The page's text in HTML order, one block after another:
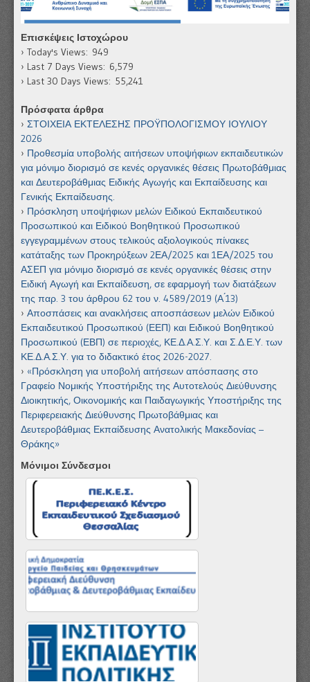
Επισκέψεις Ιστοχώρου
Today's Views: 949
Last 7 Days Views: 6,579
Last 30 Days Views: 55,241
Πρόσφατα άρθρα
ΣΤΟΙΧΕΙΑ ΕΚΤΕΛΕΣΗΣ ΠΡΟΫΠΟΛΟΓΙΣΜΟΥ ΙΟΥΛΙΟΥ
2026
Προθεσμία υποβολής αιτήσεων υποψήφιων εκπαιδευτικών
για μόνιμο διορισμό σε κενές οργανικές θέσεις Πρωτοβάθμιας
και Δευτεροβάθμιας Ειδικής Αγωγής και Εκπαίδευσης και
Γενικής Εκπαίδευσης.
Πρόσκληση υποψήφιων μελών Ειδικού Εκπαιδευτικού
Προσωπικού και Ειδικού Βοηθητικού Προσωπικού
εγγεγραμμένων στους τελικούς αξιολογικούς πίνακες
κατάταξης των Προκηρύξεων 2ΕΑ/2025 και 1ΕΑ/2025 του
ΑΣΕΠ για μόνιμο διορισμό σε κενές οργανικές θέσεις στην
Ειδική Αγωγή και Εκπαίδευση, σε εφαρμογή των διατάξεων
της παρ. 3 του άρθρου 62 του ν. 4589/2019 (Α ́13)
Αποσπάσεις και ανακλήσεις αποσπάσεων μελών Ειδικού
Εκπαιδευτικού Προσωπικού (ΕΕΠ) και Ειδικού Βοηθητικού
Προσωπικού (ΕΒΠ) σε περιοχές, ΚΕ.Δ.Α.Σ.Υ. και Σ.Δ.Ε.Υ. των
ΚΕ.Δ.Α.Σ.Υ. για το διδακτικό έτος 2026-2027.
«Πρόσκληση για υποβολή αιτήσεων απόσπασης στο
Γραφείο Νομικής Υποστήριξης της Αυτοτελούς Διεύθυνσης
Διοικητικής, Οικονομικής και Παιδαγωγικής Υποστήριξης της
Περιφερειακής Διεύθυνσης Πρωτοβάθμιας και
Δευτεροβάθμιας Εκπαίδευσης Ανατολικής Μακεδονίας –
Θράκης»
Μόνιμοι Σύνδεσμοι